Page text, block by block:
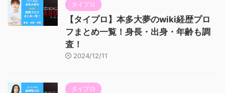
タイプロ
【タイプロ】本多大夢のwiki経歴プロ
フまとめ一覧！身長・出身・年齢も調
査！
2024/12/11
タイプロ